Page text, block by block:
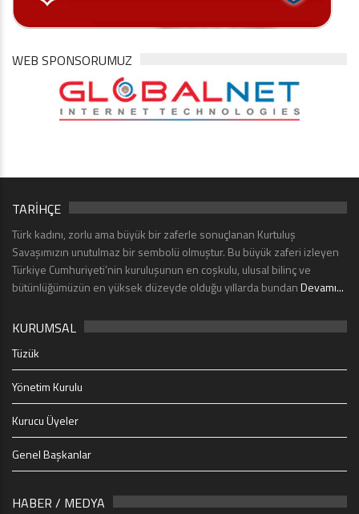
WEB SPONSORUMUZ
TARİHÇE
Türk kadını, zorlu ama büyük bir zaferle sonuçlanan Kurtuluş
Savaşımızın unutulmaz bir sembolü olmuştur. Bu büyük zaferi izleyen
Türkiye Cumhuriyeti’nin kuruluşunun en coşkulu, ulusal bilinç ve
bütünlüğümüzün en yüksek düzeyde olduğu yıllarda bundanDevamı...
KURUMSAL
Tüzük
Yönetim Kurulu
Kurucu Üyeler
Genel Başkanlar
HABER / MEDYA